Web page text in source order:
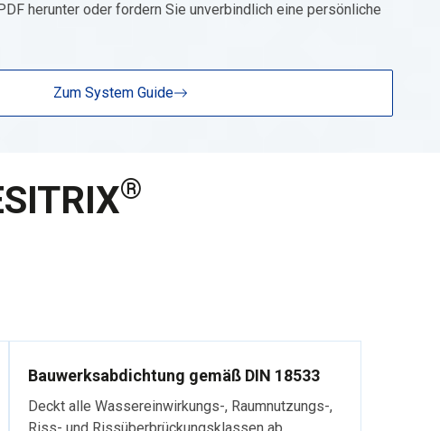
herunter oder fordern Sie unverbindlich eine persönliche
Zum System Guide
®
Bauwerksabdichtung gemäß DIN 18533
Deckt alle Wassereinwirkungs-, Raumnutzungs-,